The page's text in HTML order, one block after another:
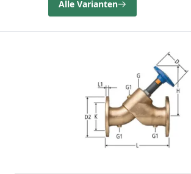
Alle Varianten